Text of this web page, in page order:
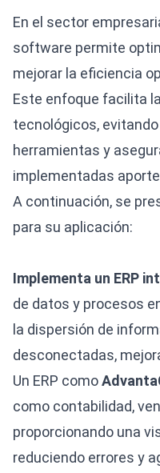
En el sector
software permite
mejorar la eficiencia
Este enfoque facilita
tecnológicos,
herramientas y
implementadas
A continuación, se
para su aplicación:
Implementa un ERP
de datos y procesos
la dispersión de
desconectadas,
Un ERP como
como contabilidad,
proporcionando una
reduciendo errores y